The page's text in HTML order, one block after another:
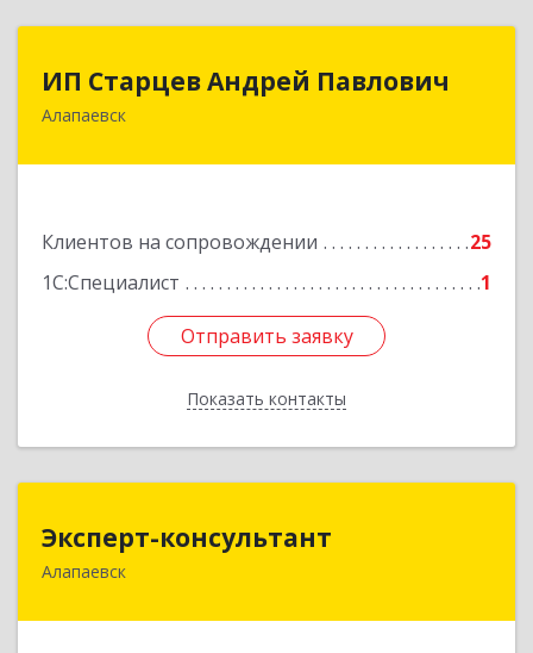
ИП Старцев Андрей Павлович
Алапаевск
Клиентов на сопровождении
25
1С:Специалист
1
Отправить заявку
Показать контакты
ИП Старцев Андрей Павлович
624601, Свердловская обл, Алапаевск г,
Отправить заявку
Назад
Эксперт-консультант
Алапаевск624600, Свердловская обл, Алапаевск г,